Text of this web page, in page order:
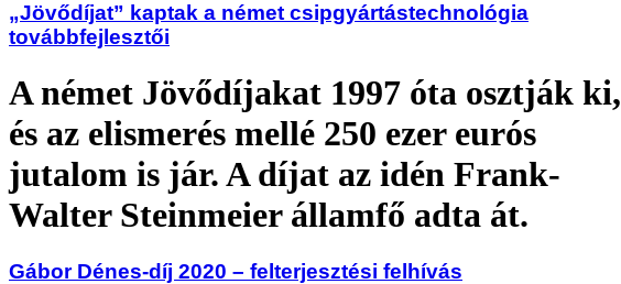
„Jövődíjat” kaptak a német csipgyártástechnológia
továbbfejlesztői
A német Jövődíjakat 1997 óta osztják ki,
és az elismerés mellé 250 ezer eurós
jutalom is jár. A díjat az idén Frank-
Walter Steinmeier államfő adta át.
Gábor Dénes-díj 2020 – felterjesztési felhívás